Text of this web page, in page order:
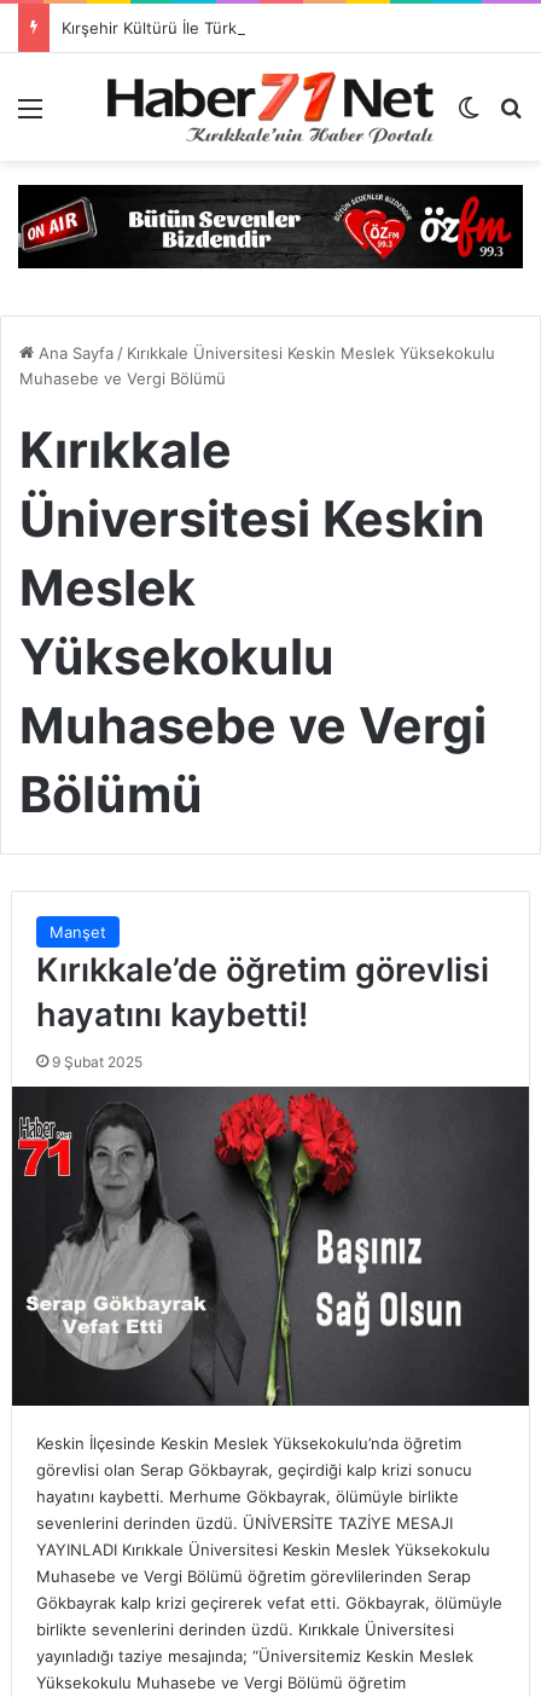
Dış
Ana Sayfa/ Kırıkkale Üniversitesi Keskin Meslek Yüksekokulu
Muhasebe ve Vergi Bölümü
Kırıkkale
Üniversitesi Keskin
Meslek
Yüksekokulu
Muhasebe ve Vergi
Bölümü
Manşet
Kırıkkale’de öğretim görevlisi
hayatını kaybetti!
9 Şubat 2025
Keskin İlçesinde Keskin Meslek Yüksekokulu’nda öğretim
görevlisi olan Serap Gökbayrak, geçirdiği kalp krizi sonucu
hayatını kaybetti. Merhume Gökbayrak, ölümüyle birlikte
sevenlerini derinden üzdü. ÜNİVERSİTE TAZİYE MESAJI
YAYINLADI Kırıkkale Üniversitesi Keskin Meslek Yüksekokulu
Muhasebe ve Vergi Bölümü öğretim görevlilerinden Serap
Gökbayrak kalp krizi geçirerek vefat etti. Gökbayrak, ölümüyle
birlikte sevenlerini derinden üzdü. Kırıkkale Üniversitesi
yayınladığı taziye mesajında; “Üniversitemiz Keskin Meslek
Yüksekokulu Muhasebe ve Vergi Bölümü öğretim